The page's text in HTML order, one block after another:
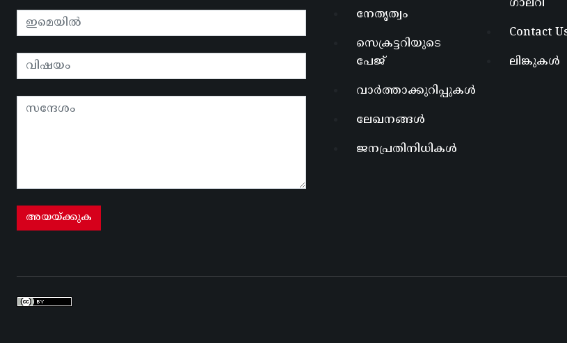
നേതൃത്വം
സെക്രട്ടറിയുടെ
പേജ്
വാർത്താക്കുറിപ്പുകൾ
ലേഖനങ്ങൾ
ജനപ്രതിനിധികൾ
ഗാലറി
Contact
ലിങ്കുകൾ